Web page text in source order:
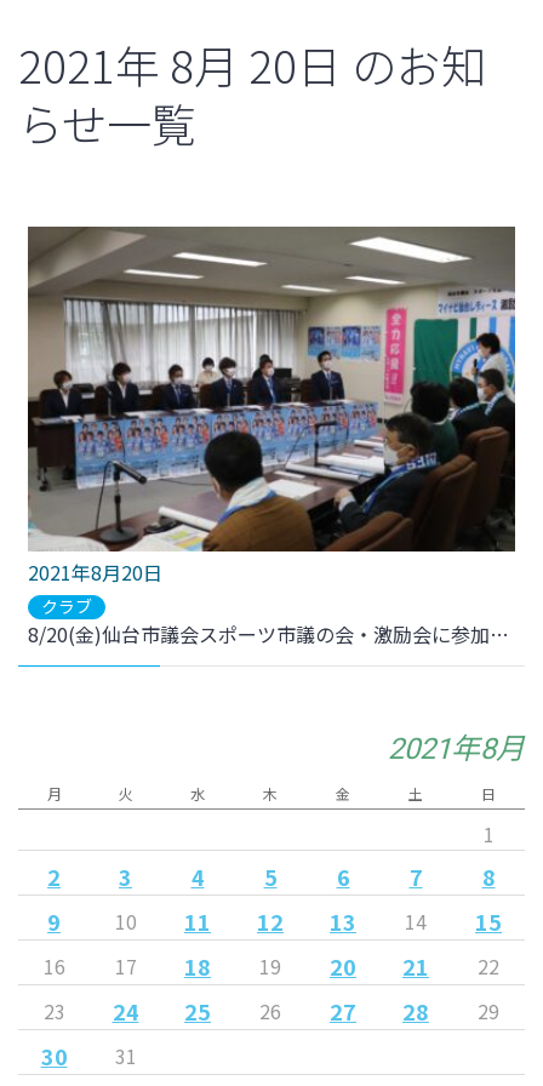
2021年 8月 20日 のお知
らせ一覧
2021年8月20日
クラブ
8/20(金)仙台市議会スポーツ市議の会・激励会に参加しました。
2021年8月
月 火 水 木 金 土 日
1
2 3 4 5 6 7
8
9
10 11 12 13 14 15
16 17 18 19 20 21
22
23
24 25 26 27 28 29
30 31